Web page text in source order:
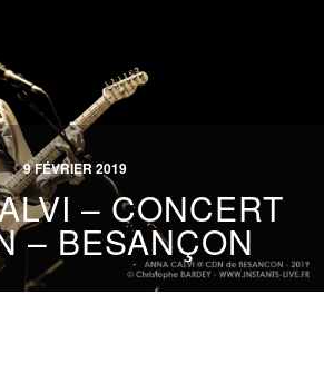
9 FÉVRIER 2019
– CONCERT
– BESANÇON